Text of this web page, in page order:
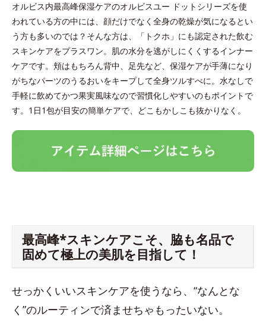
オルビス内最高峰保湿ケアのオルビスユー ドットシリーズを使
われている方の中には、顔だけでなく全身の乾燥が気になるとい
う方も多いのでは？そんな方は、「トクホ」にも認定された飲む
スキンケアをプラスワン。肌の水分を逃がしにくくするインナー
ケアです。頬はもちろん背中、足先など、保湿ケアが手薄になり
がちなパーツのうるおいをキープして全身ツルすべに。水なしで
手軽に飲めてかつ果実風味なので習慣化しやすいのもポイントで
す。1日1包が目安の簡単ケアで、どこもかしこも抜かりなく。
最高峰*スキンケアこそ、脇も名品で
固めて極上の美肌を目指して！
せっかくいいスキンケアを使うなら、“なんとな
く”のルーティンで済ませちゃもったいない。